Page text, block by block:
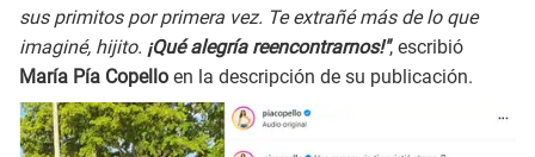
sus primitos por primera vez. Te extrañé más de lo que
imaginé, hijito. ¡Qué alegría reencontrarnos!", escribió
María Pía Copello en la descripción de su publicación.